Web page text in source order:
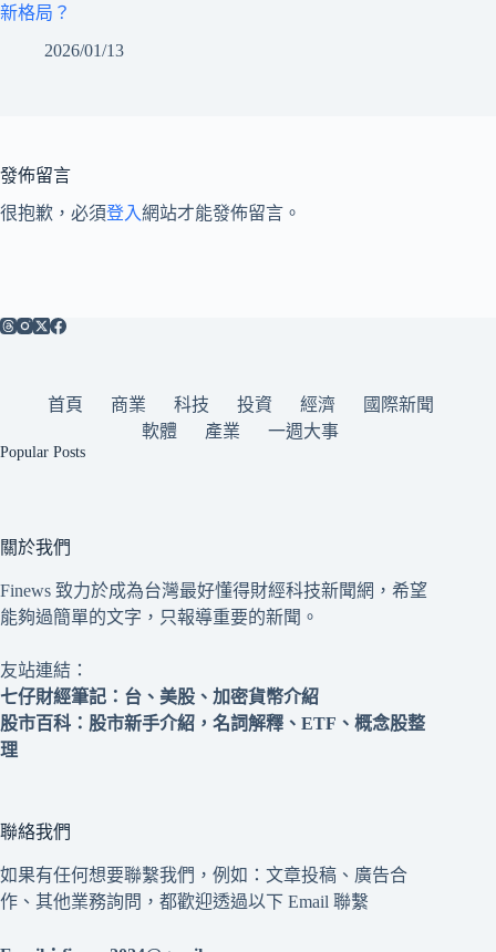
新格局？
2026/01/13
發佈留言
很抱歉，必須登入網站才能發佈留言。
首頁 商業 科技 投資 經濟
國際新聞
軟體
產業 一週大事
Popular Posts
關於我們
Finews 致力於成為台灣最好懂得財經科技新聞網，希望
能夠過簡單的文字，只報導重要的新聞。
友站連結：
七仔財經筆記 ：台、美股、加密貨幣介紹
股市百科 ：股市新手介紹，名詞解釋、ETF、概念股整
理
聯絡我們
如果有任何想要聯繫我們，例如：文章投稿、廣告合
作、其他業務詢問，都歡迎透過以下 Email 聯繫